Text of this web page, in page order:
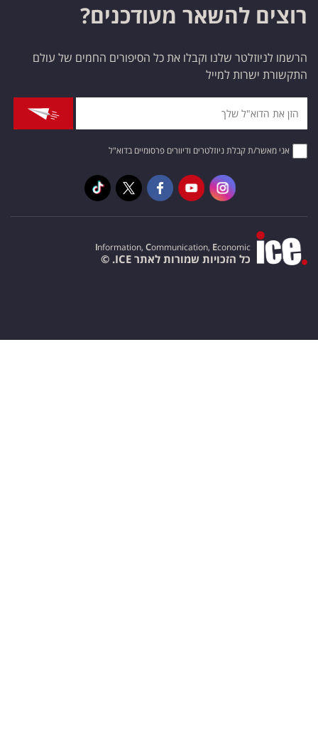
רוצים להשאר מעודכנים?
הרשמו לניוזלטר שלנו וקבלו את כל הסיפורים החמים של עולם
התקשורת ישרות למייל
אני מאשר/ת קבלת ניוזלטרים ודיוורים פרסומיים בדוא"ל
Information, Communication, Economic
כל הזכויות שמורות לאתר ICE. ©